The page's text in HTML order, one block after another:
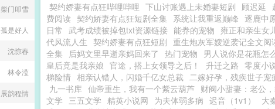
契约娇妻有点狂哔哩哔哩 下山讨账遇上未婚妻短剧 顾迟延
费阅读 契约娇妻有点狂短剧全集 系统让我重返巅峰 逐鹿中
日常 武考成绩被掉包txt资源链接 能奍的宠物 雍正和亲生女
代风流人生 契约娇妻有点狂短剧 重生炮灰军嫂逆袭记全文阅
全集
后妈文里早逝亲妈回来了 热门宠物 男人说你是花瓶怎
皇后竟是我亲娘 官途，搭上女领导之后！ 升迁之路 零度小
梯险情 相亲认错人，闪婚千亿女总裁 二嫁好孕，残疾世子宠
九一书库 仙帝重生，我有一个紫云葫芦 财阀小甜妻：老公
文学 三五文学 精英小说网 为夫体弱多病 迟音（1v1） 大
柴门叩雪
孤是好人
沈惊春
林令滢
辰韵程情